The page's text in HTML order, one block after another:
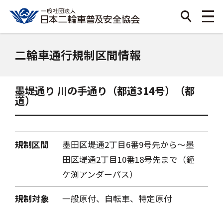
二輪車通行規制区間情報
墨堤通り 川の手通り（都道314号）（都
道）
規制区間
墨田区堤通2丁目6番9号先から～墨
田区堤通2丁目10番18号先まで（鐘
ケ渕アンダーパス）
規制対象 一般原付、自転車、特定原付